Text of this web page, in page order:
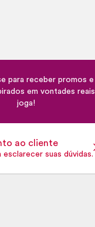
para receber promos e
em vontades
joga!
ao cliente
esclarecer suas dúvidas.